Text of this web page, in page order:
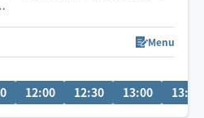
労回復までお任せください🕊️
でも事前にお問い合わせいただ
ざいます。お気軽にメッセー
Menu
12:00 12:30 13:00 13:30